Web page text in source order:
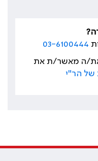
03-6100444
את/ה מאשר/ת את
של הר"י